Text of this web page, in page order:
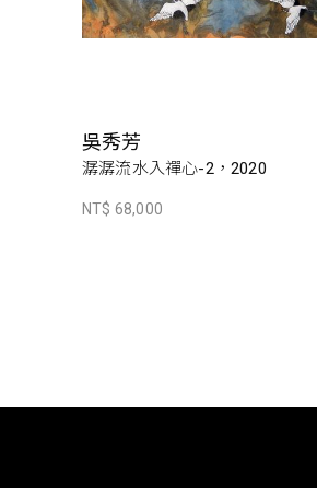
吳秀芳
潺潺流水入禪心-2，2020
NT$ 68,000